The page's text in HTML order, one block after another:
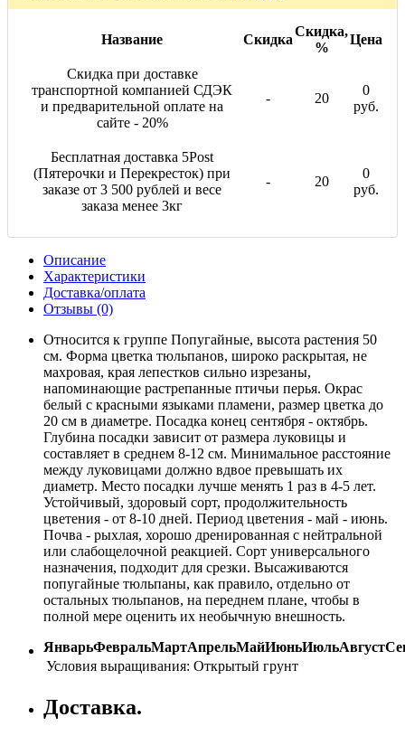
Название Скидка
Скидка,
%
Цена
Скидка при доставке
транспортной компанией СДЭК
и предварительной оплате на
сайте - 20%
- 20
0
руб.
Бесплатная доставка 5Post
(Пятерочки и Перекресток) при
заказе от 3 500 рублей и весе
заказа менее 3кг
- 20
0
руб.
Описание
Характеристики
Доставка/оплата
Отзывы (0)
Относится к группе Попугайные, высота растения 50
см. Форма цветка тюльпанов, широко раскрытая, не
махровая, края лепестков сильно изрезаны,
напоминающие растрепанные птичьи перья. Окрас
белый с красными языками пламени, размер цветка до
20 см в диаметре. Посадка конец сентября - октябрь.
Глубина посадки зависит от размера луковицы и
составляет в среднем 8-12 см. Минимальное расстояние
между луковицами должно вдвое превышать их
диаметр. Место посадки лучше менять 1 раз в 4-5 лет.
Устойчивый, здоровый сорт, продолжительность
цветения - от 8-10 дней. Период цветения - май - июнь.
Почва - рыхлая, хорошо дренированная с нейтральной
или слабощелочной реакцией. Сорт универсального
назначения, подходит для срезки. Высаживаются
попугайные тюльпаны, как правило, отдельно от
остальных тюльпанов, на переднем плане, чтобы в
полной мере оценить их необычную внешность.
ЯнварьФевральМартАпрельМайИюньИюльАвгуст
Условия выращивания: Открытый грунт
Доставка.